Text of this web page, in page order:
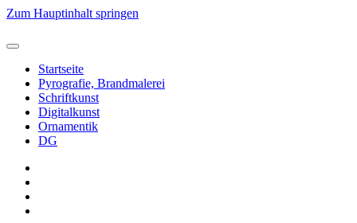
Zum Hauptinhalt springen
Startseite
Pyrografie, Brandmalerei
Schriftkunst
Digitalkunst
Ornamentik
DG